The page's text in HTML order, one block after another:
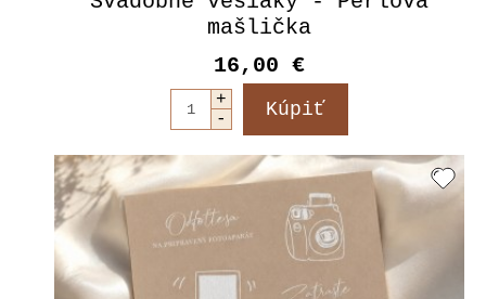
mašlička
16,00 €